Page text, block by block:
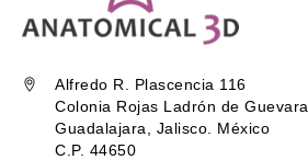
Alfredo R. Plascencia 116
Colonia Rojas Ladrón de Guevara
Guadalajara, Jalisco. México
C.P. 44650